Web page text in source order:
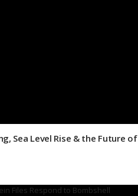
Sea Level Rise & the Future of